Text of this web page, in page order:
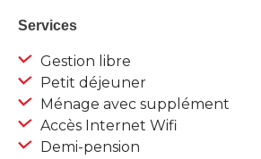
Services
Gestion libre
Petit déjeuner
Ménage avec supplément
Accès Internet Wifi
Demi-pension